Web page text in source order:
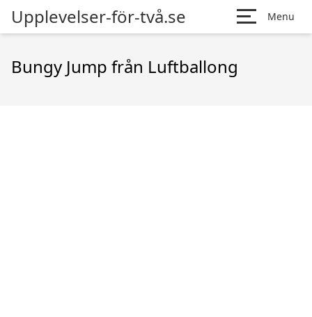
Upplevelser-för-två.se Menu
Bungy Jump från Luftballong